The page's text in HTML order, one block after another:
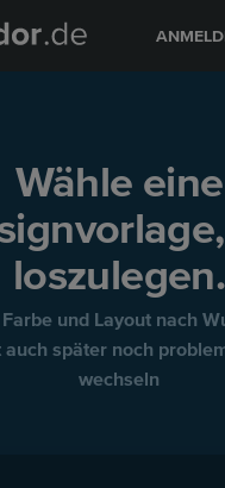
Wähle eine
loszulegen.
und Layout nach
auch später noch
wechseln